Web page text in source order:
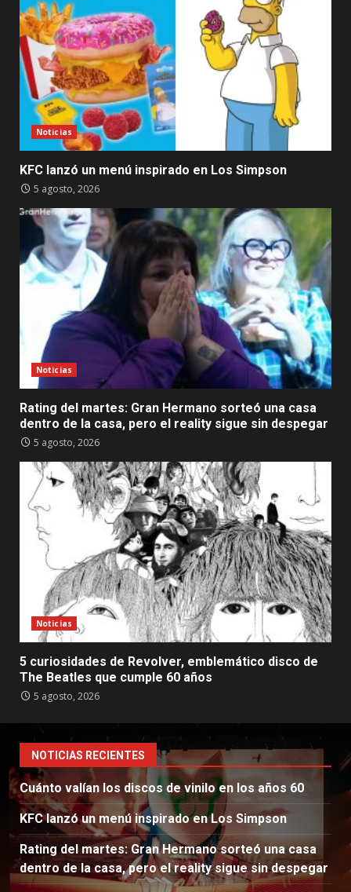
Noticias
KFC lanzó un menú inspirado en Los Simpson
5 agosto, 2026
Noticias
Rating del martes: Gran Hermano sorteó una casa
dentro de la casa, pero el reality sigue sin despegar
5 agosto, 2026
Noticias
5 curiosidades de Revolver, emblemático disco de
The Beatles que cumple 60 años
5 agosto, 2026
NOTICIAS RECIENTES
Cuánto valían los discos de vinilo en los años 60
KFC lanzó un menú inspirado en Los Simpson
Rating del martes: Gran Hermano sorteó una casa
dentro de la casa, pero el reality sigue sin despegar